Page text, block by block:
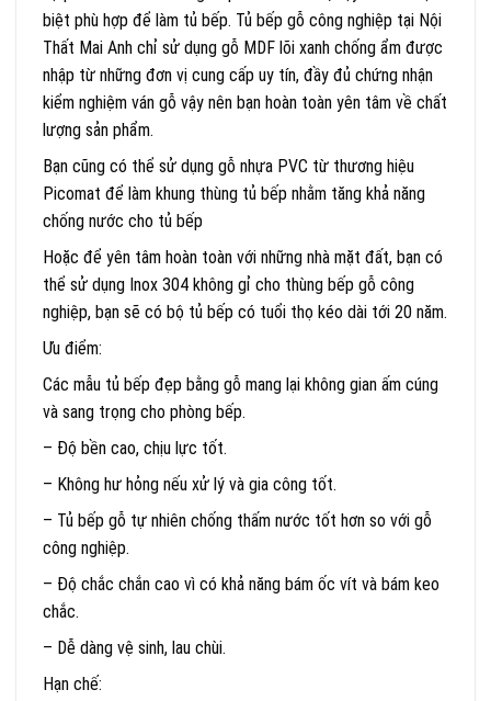
biệt phù hợp để làm tủ bếp. Tủ bếp gỗ công nghiệp tại Nội
Thất Mai Anh chỉ sử dụng gỗ MDF lõi xanh chống ẩm được
nhập từ những đơn vị cung cấp uy tín, đầy đủ chứng nhận
kiểm nghiệm ván gỗ vậy nên bạn hoàn toàn yên tâm về chất
lượng sản phẩm.
Bạn cũng có thể sử dụng gỗ nhựa PVC từ thương hiệu
Picomat để làm khung thùng tủ bếp nhằm tăng khả năng
chống nước cho tủ bếp
Hoặc để yên tâm hoàn toàn với những nhà mặt đất, bạn có
thể sử dụng Inox 304 không gỉ cho thùng bếp gỗ công
nghiệp, bạn sẽ có bộ tủ bếp có tuổi thọ kéo dài tới 20 năm.
Ưu điểm:
Các mẫu tủ bếp đẹp bằng gỗ mang lại không gian ấm cúng
và sang trọng cho phòng bếp.
– Độ bền cao, chịu lực tốt.
– Không hư hỏng nếu xử lý và gia công tốt.
– Tủ bếp gỗ tự nhiên chống thấm nước tốt hơn so với gỗ
công nghiệp.
– Độ chắc chắn cao vì có khả năng bám ốc vít và bám keo
chắc.
– Dễ dàng vệ sinh, lau chùi.
Hạn chế: